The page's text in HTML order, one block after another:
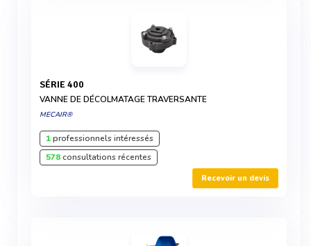
SÉRIE 400
VANNE DE DÉCOLMATAGE TRAVERSANTE
MECAIR®
1professionnels intéressés
578consultations récentes
Recevoir un devis